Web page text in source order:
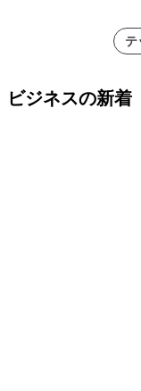
テ
ビジネスの新着